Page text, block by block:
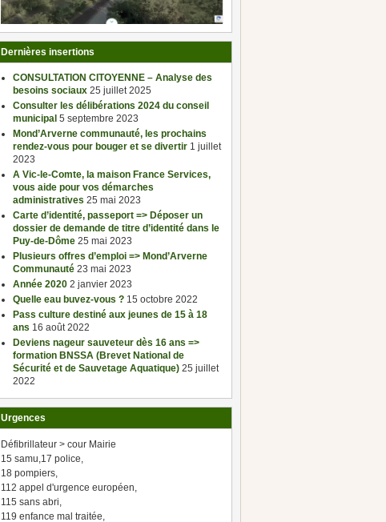
Dernières insertions
CONSULTATION CITOYENNE – Analyse des
besoins sociaux 25 juillet 2025
Consulter les délibérations 2024 du conseil
municipal 5 septembre 2023
Mond’Arverne communauté, les prochains
rendez-vous pour bouger et se divertir 1 juillet
2023
A Vic-le-Comte, la maison France Services,
vous aide pour vos démarches
administratives 25 mai 2023
Carte d’identité, passeport => Déposer un
dossier de demande de titre d’identité dans le
Puy-de-Dôme 25 mai 2023
Plusieurs offres d’emploi => Mond’Arverne
Communauté 23 mai 2023
Année 2020 2 janvier 2023
Quelle eau buvez-vous ? 15 octobre 2022
Pass culture destiné aux jeunes de 15 à 18
ans 16 août 2022
Deviens nageur sauveteur dès 16 ans =>
formation BNSSA (Brevet National de
Sécurité et de Sauvetage Aquatique) 25 juillet
2022
Urgences
Défibrillateur > cour Mairie
15 samu,17 police,
18 pompiers,
112 appel d'urgence européen,
115 sans abri,
119 enfance mal traitée,